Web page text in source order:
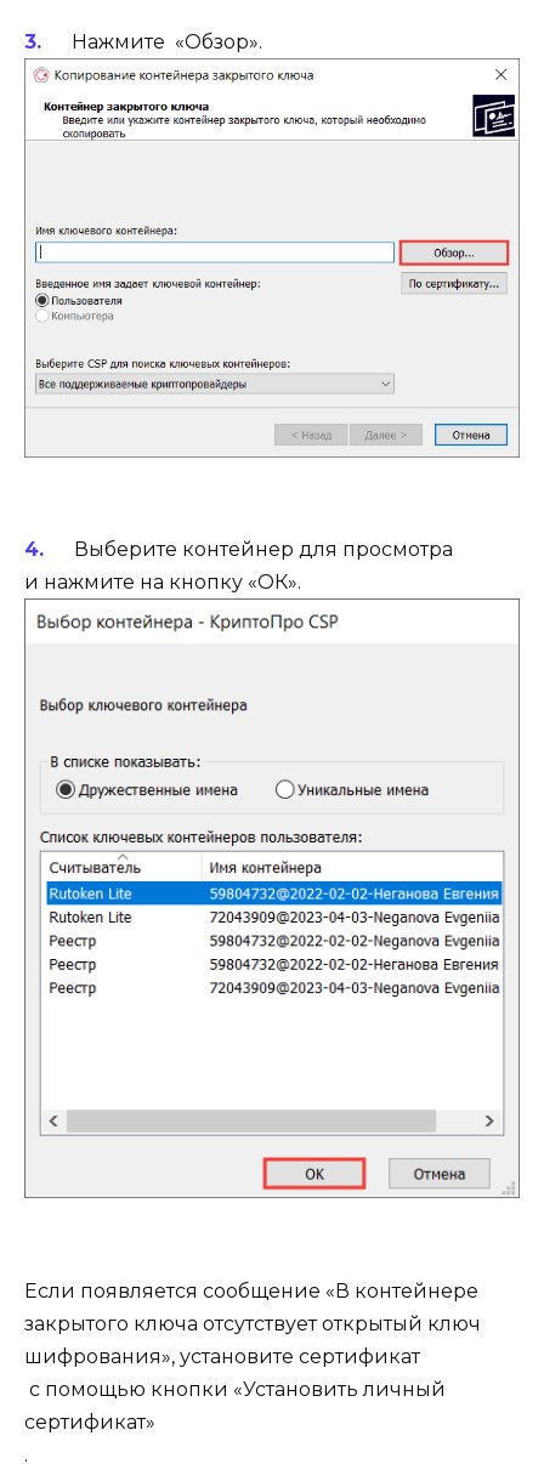
Нажмите «Обзор».
Выберите контейнер для просмотра
и нажмите на кнопку «ОК».
Если появляется сообщение «В контейнере
закрытого ключа отсутствует открытый ключ
шифрования», установите сертификат
с помощью кнопки «Установить личный
сертификат»
.